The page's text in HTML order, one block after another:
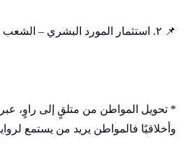
📌 ٢. استثمار المورد البشري – الشعب الراوي
* تحويل المواطن من متلقٍ إلى راوٍ، عبر
وأخلاقيًا فالمواطن يريد من يستمع